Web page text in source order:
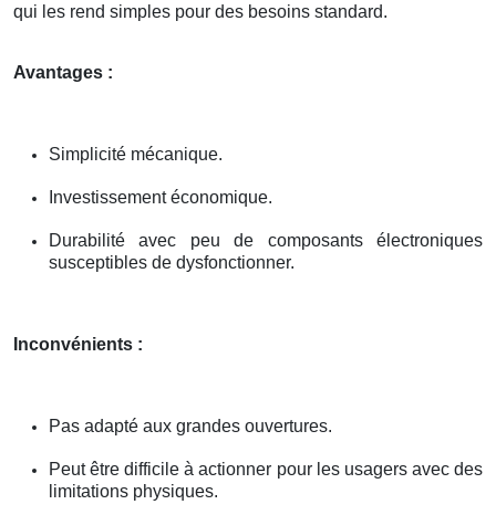
qui les rend simples pour des besoins standard.
Avantages :
Simplicité mécanique.
Investissement économique.
Durabilité avec peu de composants électroniques
susceptibles de dysfonctionner.
Inconvénients :
Pas adapté aux grandes ouvertures.
Peut être difficile à actionner pour les usagers avec des
limitations physiques.